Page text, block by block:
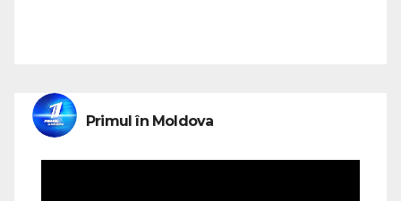
Primul în Moldova